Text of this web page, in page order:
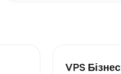
VPS Бізнес